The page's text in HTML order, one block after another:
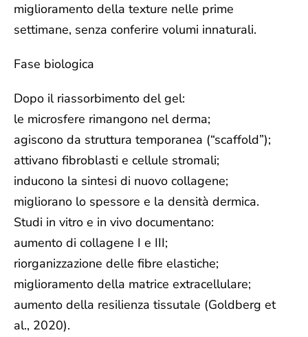
miglioramento della texture nelle prime
settimane, senza conferire volumi innaturali.
Fase biologica
Dopo il riassorbimento del gel:
le microsfere rimangono nel derma;
agiscono da struttura temporanea (“scaffold”);
attivano fibroblasti e cellule stromali;
inducono la sintesi di nuovo collagene;
migliorano lo spessore e la densità dermica.
Studi in vitro e in vivo documentano:
aumento di collagene I e III;
riorganizzazione delle fibre elastiche;
miglioramento della matrice extracellulare;
aumento della resilienza tissutale (Goldberg et
al., 2020).